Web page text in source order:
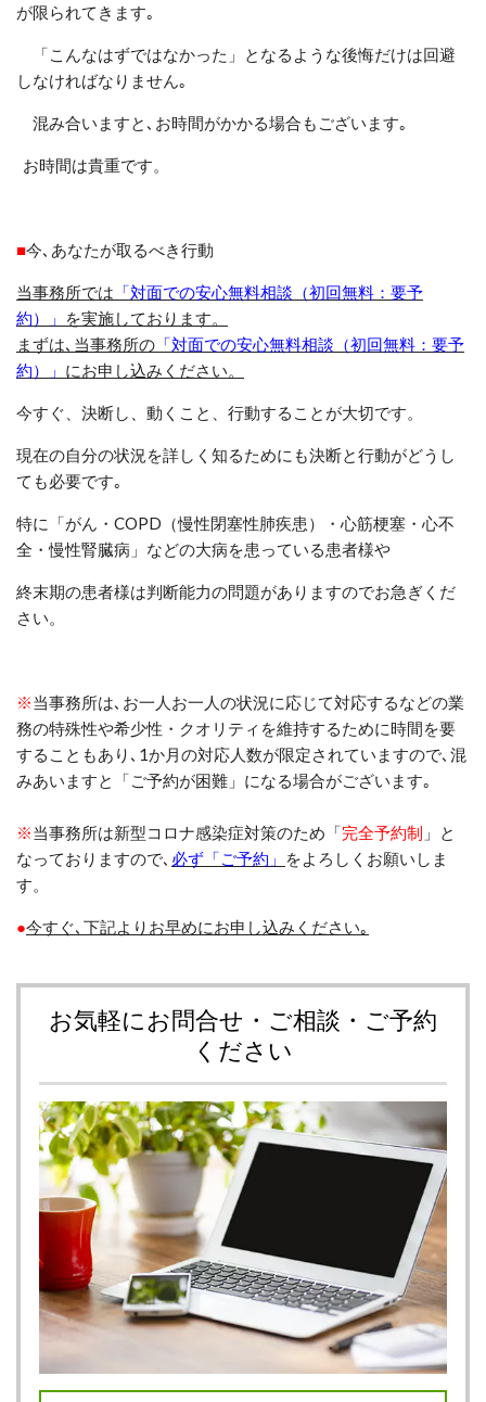
が限られてきます｡
「こんなはずではなかった」となるような後悔だけは回避
しなければなりません｡
混み合いますと､お時間がかかる場合もございます｡
お時間は貴重です。
■今､あなたが取るべき行動
当事務所では 「対面での安心無料相談（初回無料：要予
約）」
を実施しております。
まずは､当事務所の 「対面での安心無料相談（初回無料：要予
約）」 にお申し込みください。
今すぐ、決断し 動くこと、行動することが大切です。
現在の自分の状況を詳しく知るためにも決断と行動がどうし
ても必要です｡
特に「がん・ COPD （慢性閉塞性肺疾患）・心筋梗塞・心不
全・慢性腎臓病 」などの大病を患っている患者様や
終末期の患者様は判断能力の問題がありますのでお急ぎくだ
さい。
※当事務所は､お一人お一人の状況に応じて対応するなどの業
務の特殊性や希少性・クオリティを維持するために時間を要
することもあり､ 1か月の対応人数が限定されていますので､混
みあいますと「 ご予約が困難」になる場合がございます｡
※当事務所は新型コロナ感染症対策のため「完全予約制 」と
なっておりますので､ 必ず「ご予約」 を よろしくお願いしま
す。
●今すぐ､ 下記よりお早めにお申し込みください｡
お気軽にお問合せ・ご相談・ご予約
ください